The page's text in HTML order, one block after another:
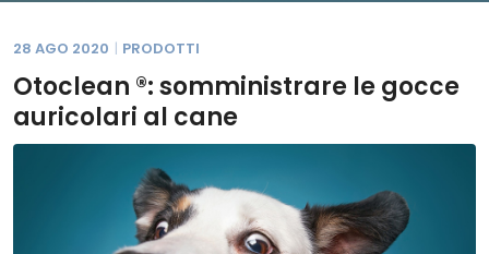
28 AGO 2020 PRODOTTI
Otoclean ®: somministrare le gocce
auricolari al cane